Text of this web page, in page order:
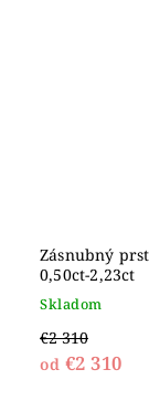
Zásnubný
0,50ct-2,23ct
Skladom
€2 310
od €2 310